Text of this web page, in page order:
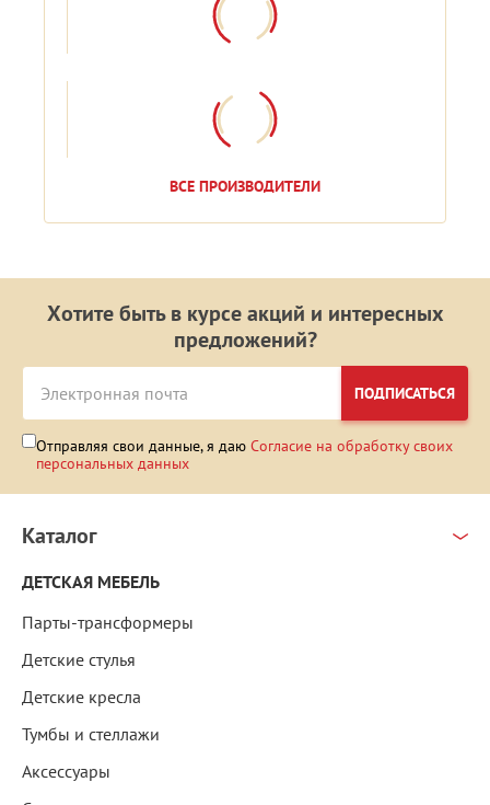
ВСЕ ПРОИЗВОДИТЕЛИ
Хотите быть в курсе акций и интересных
предложений?
ПОДПИСАТЬСЯ
Отправляя свои данные, я даю Согласие на обработку своих
персональных данных
Каталог
ДЕТСКАЯ МЕБЕЛЬ
Парты-трансформеры
Детские стулья
Детские кресла
Тумбы и стеллажи
Аксессуары